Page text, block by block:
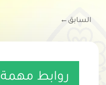
السابق ←
روابط مهمة